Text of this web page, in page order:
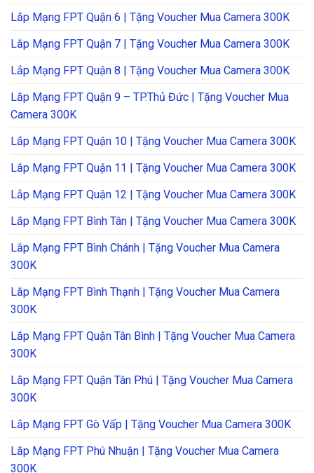
Lắp Mạng FPT Quận 6 | Tặng Voucher Mua Camera 300K
Lắp Mạng FPT Quận 7 | Tặng Voucher Mua Camera 300K
Lắp Mạng FPT Quận 8 | Tặng Voucher Mua Camera 300K
Lắp Mạng FPT Quận 9 – TP.Thủ Đức | Tặng Voucher Mua
Camera 300K
Lắp Mạng FPT Quận 10 | Tặng Voucher Mua Camera 300K
Lắp Mạng FPT Quận 11 | Tặng Voucher Mua Camera 300K
Lắp Mạng FPT Quận 12 | Tặng Voucher Mua Camera 300K
Lắp Mạng FPT Bình Tân | Tặng Voucher Mua Camera 300K
Lắp Mạng FPT Bình Chánh | Tặng Voucher Mua Camera
300K
Lắp Mạng FPT Bình Thạnh | Tặng Voucher Mua Camera
300K
Lắp Mạng FPT Quận Tân Bình | Tặng Voucher Mua Camera
300K
Lắp Mạng FPT Quận Tân Phú | Tặng Voucher Mua Camera
300K
Lắp Mạng FPT Gò Vấp | Tặng Voucher Mua Camera 300K
Lắp Mạng FPT Phú Nhuận | Tặng Voucher Mua Camera
300K